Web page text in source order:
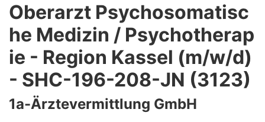
Oberarzt Psychosomatisc
he Medizin / Psychotherap
ie - Region Kassel (m/w/d)
- SHC-196-208-JN (3123)
1a-Ärztevermittlung GmbH